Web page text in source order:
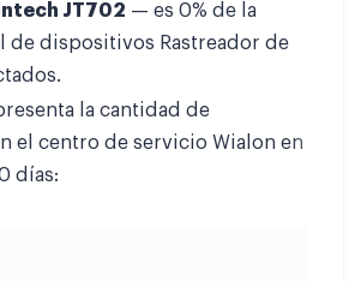
JT702 — es 0% de la
de dispositivos Rastreador de
la cantidad de
el centro de servicio Wialon en
días: